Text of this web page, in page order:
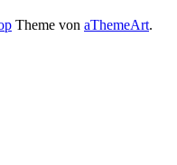
Theme von aThemeArt.